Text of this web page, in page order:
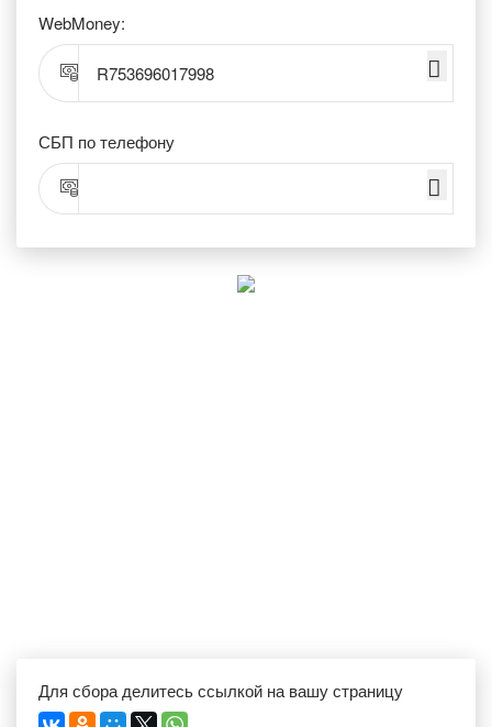
WebMoney:
R753696017998
СБП по телефону
Для сбора делитесь ссылкой на вашу страницу